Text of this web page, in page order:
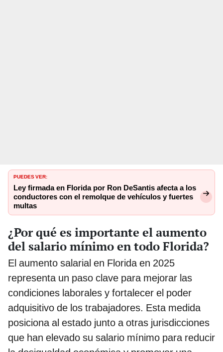
PUEDES VER:
Ley firmada en Florida por Ron DeSantis afecta a los
conductores con el remolque de vehículos y fuertes
multas
¿Por qué es importante el aumento
del salario mínimo en todo Florida?
El aumento salarial en Florida en 2025
representa un paso clave para mejorar las
condiciones laborales y fortalecer el poder
adquisitivo de los trabajadores. Esta medida
posiciona al estado junto a otras jurisdicciones
que han elevado su salario mínimo para reducir